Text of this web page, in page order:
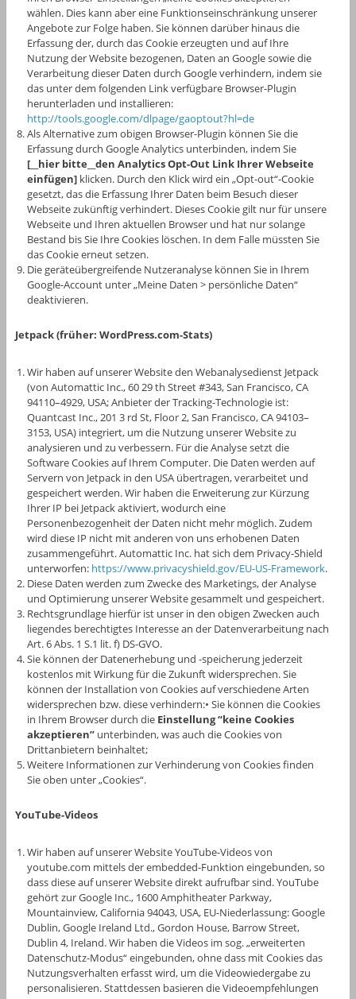
wählen. Dies kann aber eine Funktionseinschränkung unserer
Angebote zur Folge haben. Sie können darüber hinaus die
Erfassung der, durch das Cookie erzeugten und auf Ihre
Nutzung der Website bezogenen, Daten an Google sowie die
Verarbeitung dieser Daten durch Google verhindern, indem sie
das unter dem folgenden Link verfügbare Browser-Plugin
herunterladen und installieren:
http://tools.google.com/dlpage/gaoptout?hl=de
Als Alternative zum obigen Browser-Plugin können Sie die
Erfassung durch Google Analytics unterbinden, indem Sie
[__hier bitte__den Analytics Opt-Out Link Ihrer Webseite
einfügen]klicken. Durch den Klick wird ein „Opt-out“-Cookie
gesetzt, das die Erfassung Ihrer Daten beim Besuch dieser
Webseite zukünftig verhindert. Dieses Cookie gilt nur für unsere
Webseite und Ihren aktuellen Browser und hat nur solange
Bestand bis Sie Ihre Cookies löschen. In dem Falle müssten Sie
das Cookie erneut setzen.
Die geräteübergreifende Nutzeranalyse können Sie in Ihrem
Google-Account unter „Meine Daten > persönliche Daten“
deaktivieren.
Jetpack (früher: WordPress.com-Stats)
Wir haben auf unserer Website den Webanalysedienst Jetpack
(von Automattic Inc., 60 29 th Street #343, San Francisco, CA
94110–4929, USA; Anbieter der Tracking-Technologie ist:
Quantcast Inc., 201 3 rd St, Floor 2, San Francisco, CA 94103–
3153, USA) integriert, um die Nutzung unserer Website zu
analysieren und zu verbessern. Für die Analyse setzt die
Software Cookies auf Ihrem Computer. Die Daten werden auf
Servern von Jetpack in den USA übertragen, verarbeitet und
gespeichert werden. Wir haben die Erweiterung zur Kürzung
Ihrer IP bei Jetpack aktiviert, wodurch eine
Personenbezogenheit der Daten nicht mehr möglich. Zudem
wird diese IP nicht mit anderen von uns erhobenen Daten
zusammengeführt. Automattic Inc. hat sich dem Privacy-Shield
unterworfen: https://www.privacyshield.gov/EU-US-Framework.
Diese Daten werden zum Zwecke des Marketings, der Analyse
und Optimierung unserer Website gesammelt und gespeichert.
Rechtsgrundlage hierfür ist unser in den obigen Zwecken auch
liegendes berechtigtes Interesse an der Datenverarbeitung nach
Art. 6 Abs. 1 S.1 lit. f) DS-GVO.
Sie können der Datenerhebung und -speicherung jederzeit
kostenlos mit Wirkung für die Zukunft widersprechen. Sie
können der Installation von Cookies auf verschiedene Arten
widersprechen bzw. diese verhindern:• Sie können die Cookies
in Ihrem Browser durch die Einstellung “keine Cookies
akzeptieren”unterbinden, was auch die Cookies von
Drittanbietern beinhaltet;
Weitere Informationen zur Verhinderung von Cookies finden
Sie oben unter „Cookies“.
YouTube-Videos
Wir haben auf unserer Website YouTube-Videos von
youtube.com mittels der embedded-Funktion eingebunden, so
dass diese auf unserer Website direkt aufrufbar sind. YouTube
gehört zur Google Inc., 1600 Amphitheater Parkway,
Mountainview, California 94043, USA, EU-Niederlassung: Google
Dublin, Google Ireland Ltd., Gordon House, Barrow Street,
Dublin 4, Ireland. Wir haben die Videos im sog. „erweiterten
Datenschutz-Modus“ eingebunden, ohne dass mit Cookies das
Nutzungsverhalten erfasst wird, um die Videowiedergabe zu
personalisieren. Stattdessen basieren die Videoempfehlungen